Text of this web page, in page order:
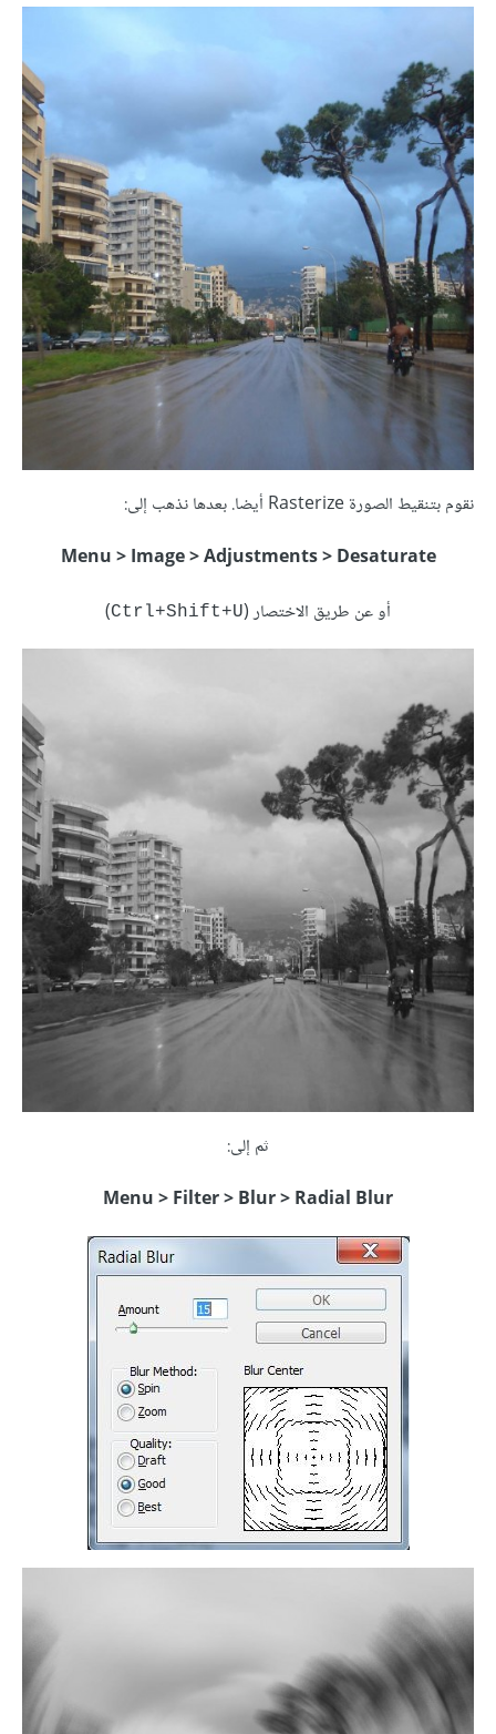
نقوم بتنقيط الصورة Rasterize أيضا. بعدها نذهب إلى:
Menu > Image > Adjustments > Desaturate
أو عن طريق الاختصار (Ctrl+Shift+U
)
ثم إلى:
Menu > Filter > Blur > Radial Blur